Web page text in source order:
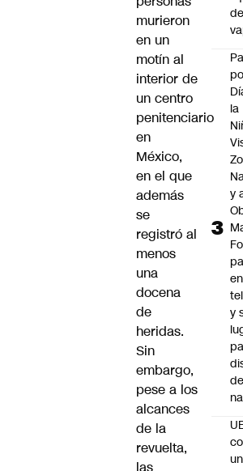
murieron
en un
motín al
interior de
un centro
penitenciario
en
México,
en el que
además
se
registró al
menos
una
docena
de
heridas.
Sin
embargo,
pese a los
alcances
de la
revuelta,
las
la
y
en
y